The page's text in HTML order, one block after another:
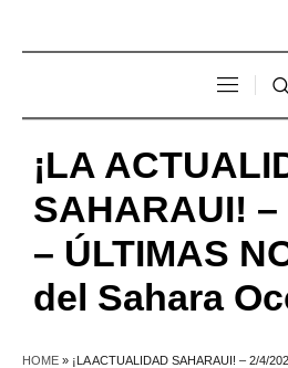
¡LA
SAHARAUI! –
– ÚLTIMAS
del Sahara
HOME » ¡LA ACTUALIDAD SAHARAUI! – 2/4/